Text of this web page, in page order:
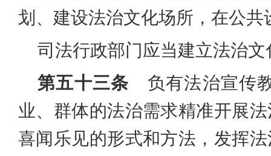
划、建设法治文化场所，在公
司法行政部门应当建立法治
第五十三条 负有法治宣传
业、群体的法治需求精准开展
喜闻乐见的形式和方法，发挥